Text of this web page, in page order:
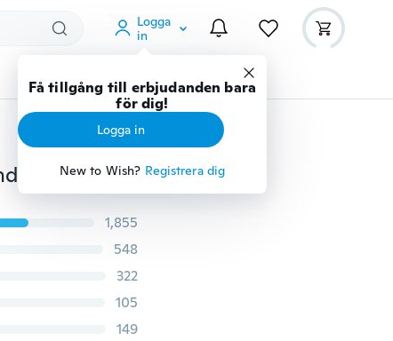
Logga
in
Få tillgång till erbjudanden bara
för dig!
Logga in
New to Wish? Registrera dig
Djurtillbehör Teknikprylar Mer
3st / uppsättning "bästa vän för evigt" BFF vänhalsband set bitar hjärta form pussel hand stämplad vänskap gåva
1,855
548
322
105
149